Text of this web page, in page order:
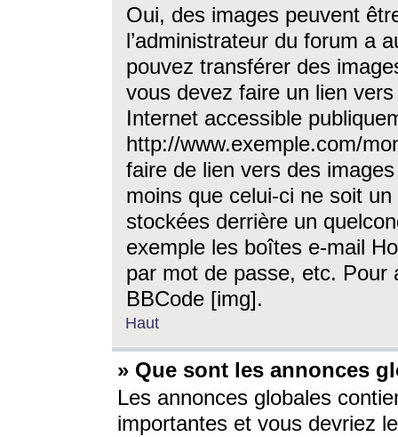
Oui, des images peuvent
l’administrateur du forum a
pouvez transférer des
vous devez faire un lien
Internet accessible
http://www.exemple.com/
faire de lien vers des
moins que celui-ci ne soit
stockées derrière un
exemple les boîtes e-mail
par mot de passe, etc. Pour
BBCode [img].
Haut
» Que sont les annonces
Les annonces globales
importantes et vous devriez